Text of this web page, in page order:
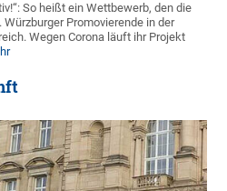
So heißt ein Wettbewerb, den die
Promovierende in der
Wegen Corona läuft ihr Projekt